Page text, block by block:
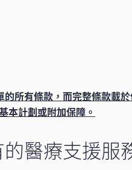
所有條款，而完整條款載
本計劃或附加保障。
醫療支援服